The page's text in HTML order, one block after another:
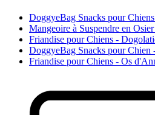
DoggyeBag Snacks pour
Mangeoire à Suspendre en
Friandise pour Chiens -
DoggyeBag Snacks pour
Friandise pour Chiens - Os